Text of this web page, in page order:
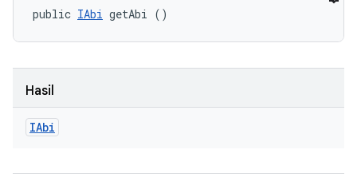
public IAbi getAbi ()
Hasil
IAbi